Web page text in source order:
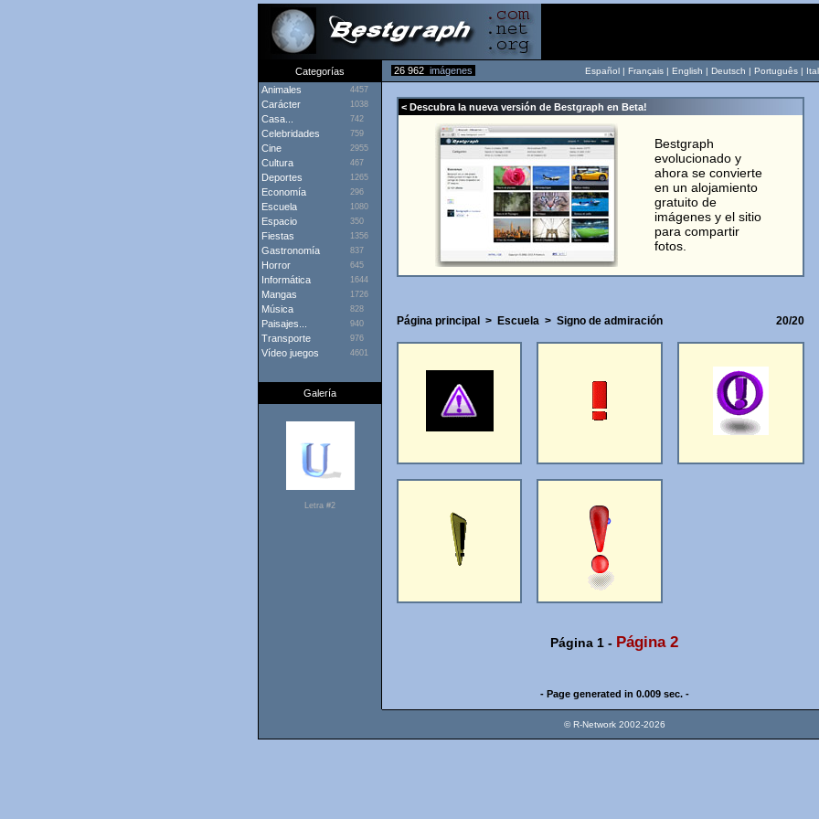
Categorías 26 962 imágenes Español | Français | English | Deutsch | Português |
Animales
4457
Carácter 1038
Casa... 742
Celebridades 759
Cine 2955
Cultura 467
Deportes 1265
Economía 296
Escuela 1080
Espacio 350
Fiestas 1356
Gastronomía 837
Horror 645
Informática 1644
Mangas 1726
Música 828
Paisajes... 940
Transporte 976
Vídeo juegos 4601
Galería
Letra #2
< Descubra la nueva versión de Bestgraph en Beta!
Bestgraph
evolucionado y
ahora se convierte
en un alojamiento
gratuito de
imágenes y el sitio
para compartir
fotos.
Página principal > Escuela > Signo de admiración 20/20
Página 1 - Página 2
- Page generated in 0.009 sec. -
© R-Network 2002-2026